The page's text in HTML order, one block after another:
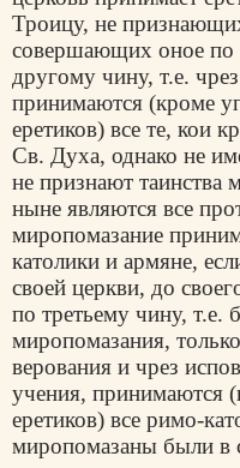
Троицу, не
совершающих оное по
другому чину, т.е.
принимаются (кроме
еретиков) все те, кои
Св. Духа, однако не
не признают таинства
ныне являются все
миропомазание
католики и армяне,
своей церкви, до
по третьему чину, т.е.
миропомазания,
верования и чрез
учения, принимаются
еретиков) все римо-
миропомазаны были в